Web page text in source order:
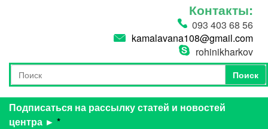
Контакты:
093 403 68 56
kamalavana108@gmail.com
rohinikharkov
Форма поиска
Поиск
Поиск
Подписаться на рассылку статей и новостей
центра ► *